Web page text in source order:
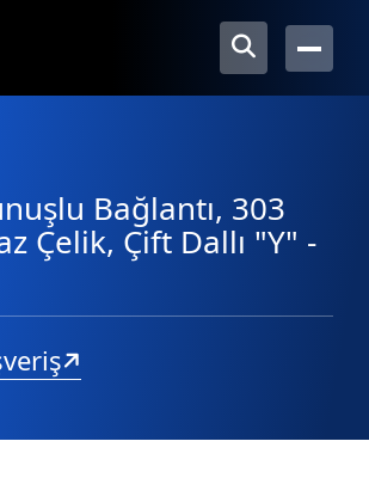
Bağlantı, 303
Çelik, Çift Dallı "Y" -